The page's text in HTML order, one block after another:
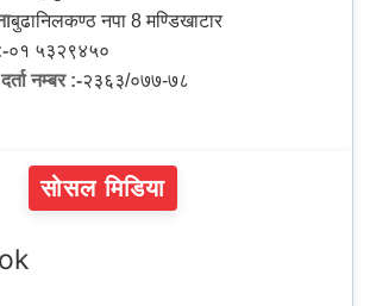
बुढानिलकण्ठ नपा 8 मण्डिखाटार
०१ ५३२९४५०
नम्बर :-२३६३/०७७-७८
सोसल मिडिया